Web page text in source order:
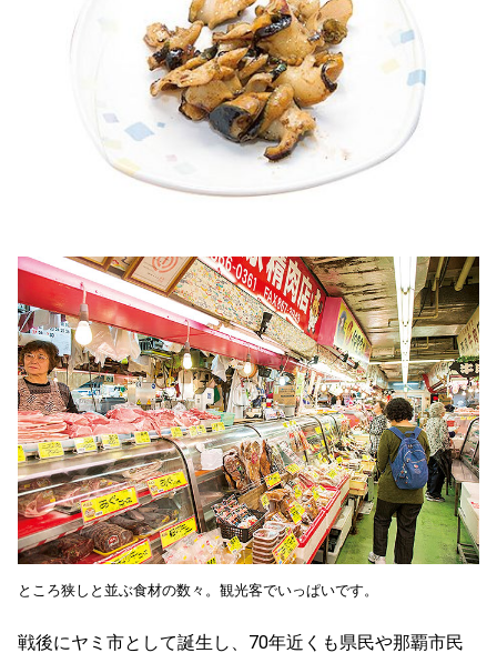
ところ狭しと並ぶ食材の数々。観光客でいっぱいです。
戦後にヤミ市として誕生し、70年近くも県民や那覇市民